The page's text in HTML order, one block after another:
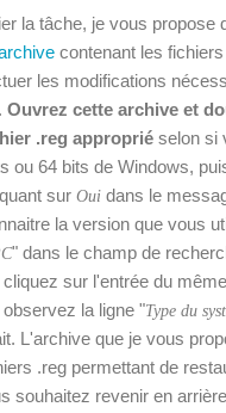
la tâche, je vous propose
contenant les
les modifications
Ouvrez cette archive et
.reg approprié selon si
ou 64 bits de Windows,
sur Oui dans le
la version que vous
" dans le champ de
sur l'entrée du
la ligne "Type du
L'archive que je vous
.reg permettant de
souhaitez revenir en